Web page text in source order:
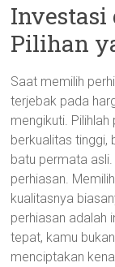
Investasi
Pilihan
Saat memilih
terjebak pada
mengikuti.
berkualitas tinggi,
batu permata
perhiasan.
kualitasnya
perhiasan adalah
tepat, kamu
menciptakan